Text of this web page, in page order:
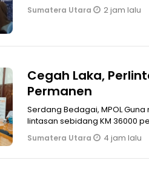
Sumatera Utara 2 jam lalu
Cegah Laka,
Permanen
Serdang Bedagai, MPOL Guna mencegah dan mengatasi kecelakaan kereta api,
lintasan sebidang KM 36000
Sumatera Utara 4 jam lalu